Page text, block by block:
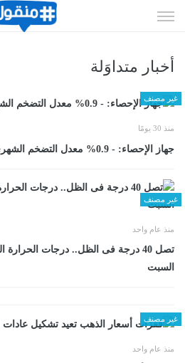
الى
أخبار متداوَلة
غير مصنف
منذ 30 يومًا
جهاز الإحصاء: - 0.9% معدل التضخم الشهرى لشهر يونيو 2026
غير مصنف
منذ عام واحد
تصل 40 درجة فى الظل.. درجات
السبت
غير مصنف
منذ عام واحد